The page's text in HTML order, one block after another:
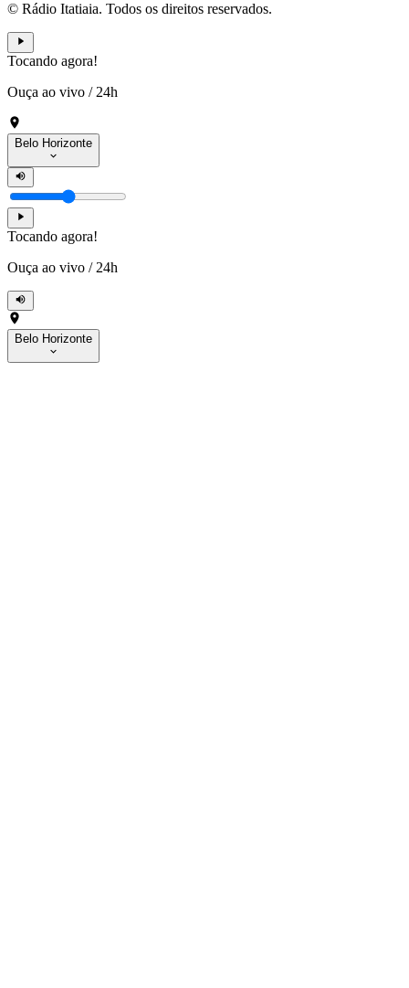
© Rádio Itatiaia. Todos os direitos reservados.
Tocando agora!
Ouça ao vivo / 24h
Belo Horizonte
Tocando agora!
Ouça ao vivo / 24h
Belo Horizonte